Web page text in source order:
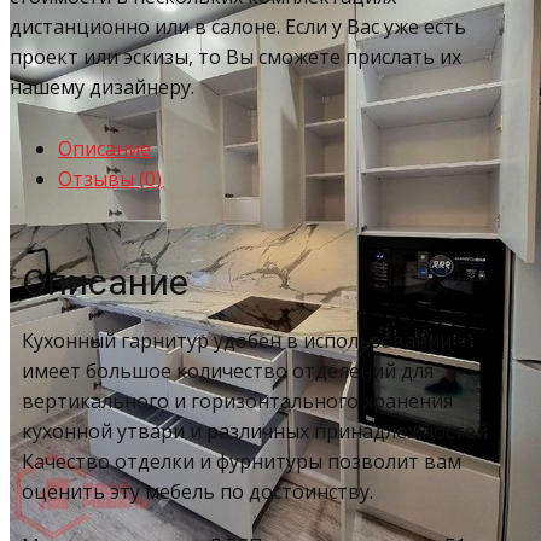
дистанционно или в салоне. Если у Вас уже есть
проект или эскизы, то Вы сможете прислать их
нашему дизайнеру.
Описание
Отзывы (0)
Описание
Кухонный гарнитур удобен в использовании –
имеет большое количество отделений для
вертикального и горизонтального хранения
кухонной утвари и различных принадлежностей.
Качество отделки и фурнитуры позволит вам
оценить эту мебель по достоинству.